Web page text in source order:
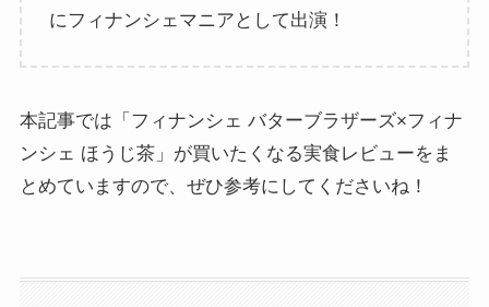
にフィナンシェマニアとして出演！
本記事では「フィナンシェ バターブラザーズ×フィナ
ンシェ ほうじ茶」が買いたくなる実食レビューをま
とめていますので、ぜひ参考にしてくださいね！